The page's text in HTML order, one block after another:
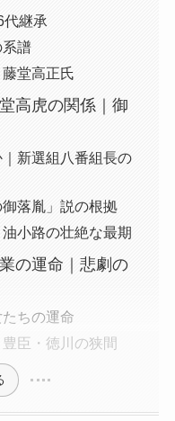
代継承
譜
堂高正氏
高虎の関係｜御
新選組八番組長の
御落胤」説の根拠
小路の壮絶な最期
の運命｜悲劇の
ちの運命
臣・徳川の狭間